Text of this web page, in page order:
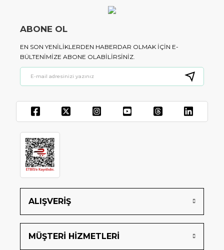
ALIŞVERİŞ
MÜŞTERİ HİZMETLERİ
ABONE OL
EN SON YENILIKLERDEN HABERDAR OLMAK IÇIN E-
BÜLTENIMIZE ABONE OLABILIRSINIZ.